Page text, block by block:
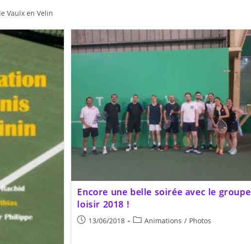
Vaulx en Velin
Encore une belle soirée avec le groupe
loisir 2018 !
Publication
13/06/2018
PostAnimations / Photos